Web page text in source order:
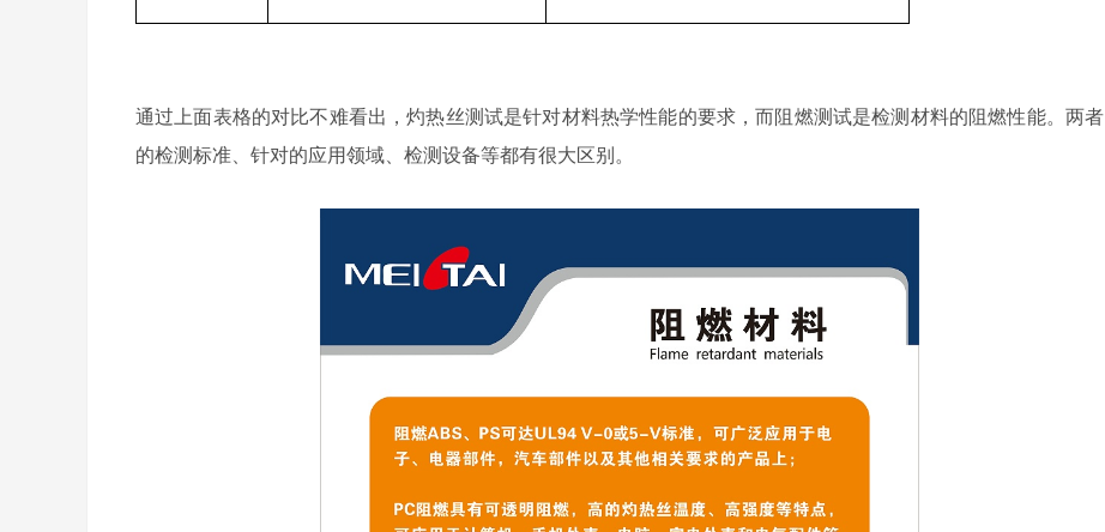
通过上面表格的对比不难看出，灼热丝测试是针对材料热学性能的要求，而阻燃测试是检测材料的阻燃性能。两者
的检测标准、针对的应用领域、检测设备等都有很大区别。